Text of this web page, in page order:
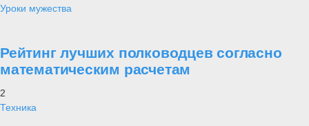
Уроки мужества
Рейтинг лучших полководцев согласно
математическим расчетам
2
Техника